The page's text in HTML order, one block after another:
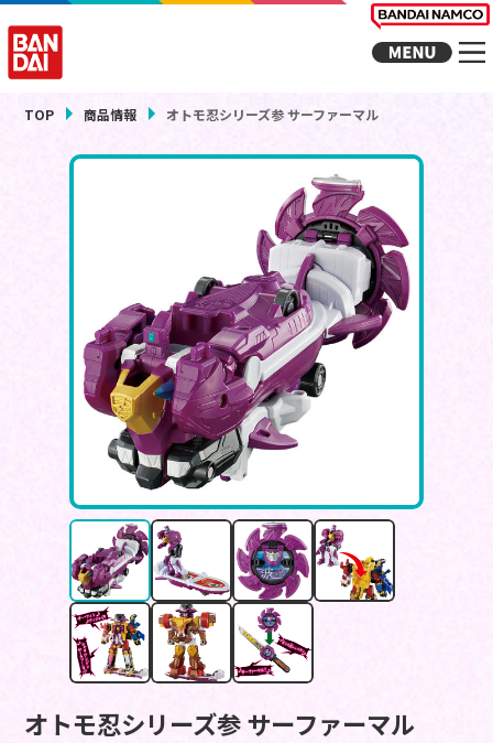
TOP 商品情報 オトモ忍シリーズ参 サーファーマル
オトモ忍シリーズ参 サーファーマル